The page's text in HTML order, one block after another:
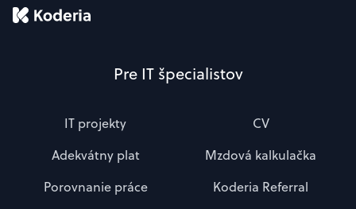
Pre IT špecialistov
IT projekty
CV
Adekvátny plat
Mzdová kalkulačka
Porovnanie práce
Koderia Referral